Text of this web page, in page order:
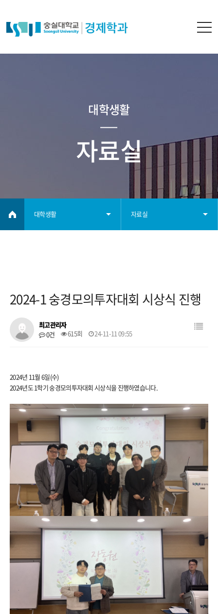
대학생활
자료실
대학생활
진로취업안내
대학원
자료실
2024-1 숭경모의투자대회 시상식 진행
최고관리자
0건
615회 24-11-11 09:55
2024년 11월 6일(수)
2024년도 1학기 숭경모의투자대회 시상식을 진행하였습니다.